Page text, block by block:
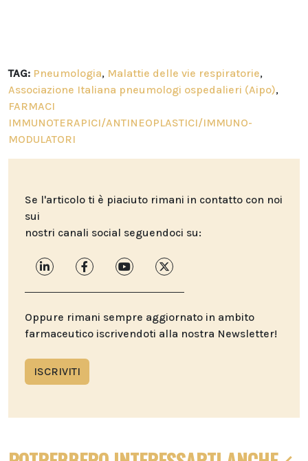
TAG: Pneumologia, Malattie delle vie respiratorie,
Associazione Italiana pneumologi ospedalieri (Aipo),
FARMACI
IMMUNOTERAPICI/ANTINEOPLASTICI/IMMUNO-
MODULATORI
Se l'articolo ti è piaciuto rimani in contatto con noi
sui
nostri canali social seguendoci su:
Oppure rimani sempre aggiornato in ambito
farmaceutico iscrivendoti alla nostra Newsletter!
ISCRIVITI